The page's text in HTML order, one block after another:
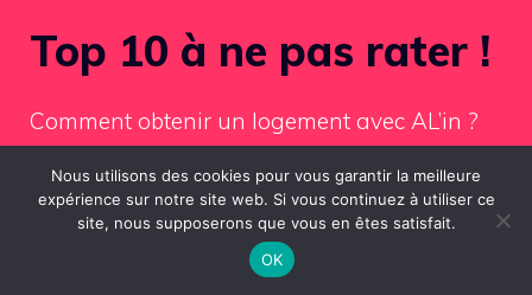
Top 10 à ne pas rater !
Comment obtenir un logement avec AL’in ?
Crop formation : spécialisations agricoles et
opportunités de carrière
Global Management Challenge : préparer et
Nous utilisons des cookies pour vous garantir la meilleure
expérience sur notre site web. Si vous continuez à utiliser ce
site, nous supposerons que vous en êtes satisfait.
OK